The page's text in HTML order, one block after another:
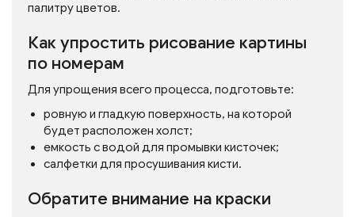
палитру цветов.
Как упростить рисование картины
по номерам
Для упрощения всего процесса, подготовьте:
ровную и гладкую поверхность, на которой
будет расположен холст;
емкость с водой для промывки кисточек;
салфетки для просушивания кисти.
Обратите внимание на краски